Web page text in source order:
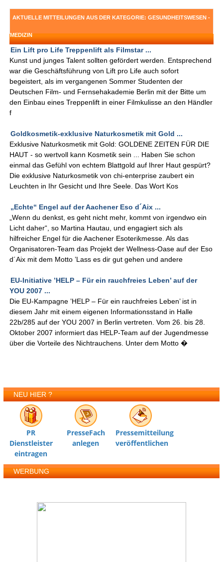
AKTUELLE MITTEILUNGEN AUS DER KATEGORIE: GESUNDHEITSWESEN -
MEDIZIN
Ein Lift pro Life Treppenlift als Filmstar ...
Kunst und junges Talent sollten gefördert werden. Entsprechend
war die Geschäftsführung von Lift pro Life auch sofort
begeistert, als im vergangenen Sommer Studenten der
Deutschen Film- und Fernsehakademie Berlin mit der Bitte um
den Einbau eines Treppenlift in einer Filmkulisse an den Händler
f
Goldkosmetik-exklusive Naturkosmetik mit Gold ...
Exklusive Naturkosmetik mit Gold: GOLDENE ZEITEN FÜR DIE
HAUT - so wertvoll kann Kosmetik sein ... Haben Sie schon
einmal das Gefühl von echtem Blattgold auf Ihrer Haut gespürt?
Die exklusive Naturkosmetik von chi-enterprise zaubert ein
Leuchten in Ihr Gesicht und Ihre Seele. Das Wort Kos
„Echte“ Engel auf der Aachener Eso d´Aix ...
„Wenn du denkst, es geht nicht mehr, kommt von irgendwo ein
Licht daher“, so Martina Hautau, und engagiert sich als
hilfreicher Engel für die Aachener Esoterikmesse. Als das
Organisatoren-Team das Projekt der Wellness-Oase auf der Eso
d´Aix mit dem Motto ’Lass es dir gut gehen und andere
EU-Initiative ’HELP – Für ein rauchfreies Leben’ auf der
YOU 2007 ...
Die EU-Kampagne ’HELP – Für ein rauchfreies Leben’ ist in
diesem Jahr mit einem eigenen Informationsstand in Halle
22b/285 auf der YOU 2007 in Berlin vertreten. Vom 26. bis 28.
Oktober 2007 informiert das HELP-Team auf der Jugendmesse
über die Vorteile des Nichtrauchens. Unter dem Motto �
NEU HIER ?
PR
Dienstleister
eintragen
PresseFach
anlegen
Pressemitteilung
veröffentlichen
WERBUNG